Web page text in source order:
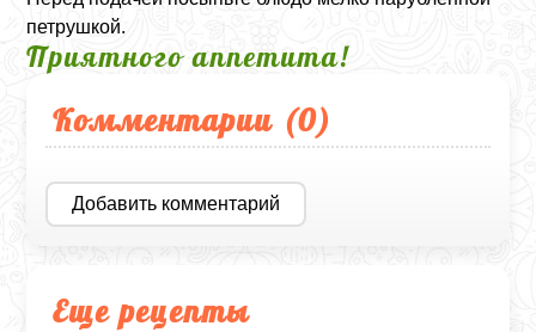
петрушкой.
Приятного аппетита!
Комментарии (0)
Добавить комментарий
Еще рецепты